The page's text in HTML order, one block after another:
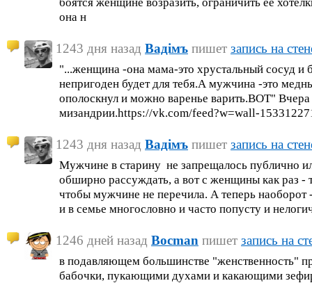
она н
1243 дня назад Вадiмъ пишет запись на
"...женщина -она мама-это хрустальный сосуд и
непригоден будет для тебя.А мужчина -это
ополоскнул и можно варенье варить.ВОТ" Вчера
мизандрии.https://vk.com/feed?w=wall-
1243 дня назад Вадiмъ пишет запись на
Мужчине в старину не запрещалось публично
обширно рассуждать, а вот с женщины как раз -
чтобы мужчине не перечила. А теперь
и в семье многословно и часто попусту и
1246 дней назад Bocman пишет запись на
в подавляющем большинстве "женственность"
бабочки, пукающими духами и какающими